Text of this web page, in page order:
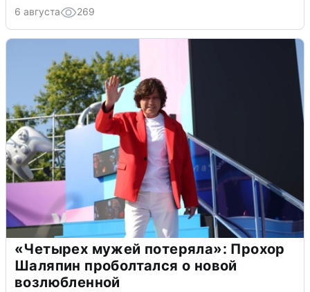
6 августа 269
«Четырех мужей потеряла»: Прохор
Шаляпин проболтался о новой
возлюбленной